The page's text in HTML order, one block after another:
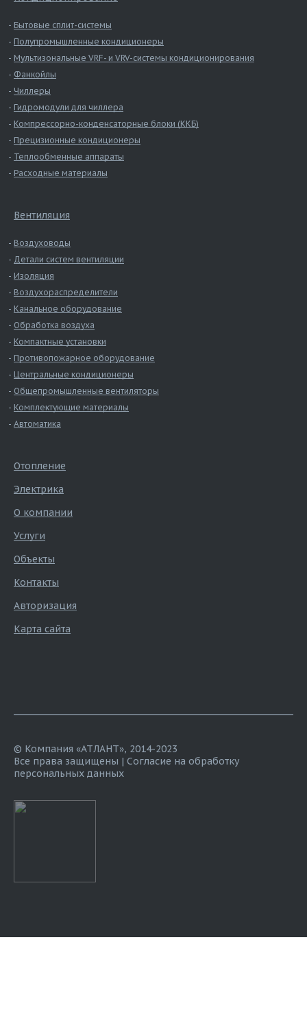
Бытовые сплит-системы
Полупромышленные кондиционеры
Мультизональные VRF- и VRV-системы кондиционирования
Фанкойлы
Чиллеры
Гидромодули для чиллера
Компрессорно-конденсаторные блоки (ККБ)
Прецизионные кондиционеры
Теплообменные аппараты
Расходные материалы
Вентиляция
Воздуховоды
Детали систем вентиляции
Изоляция
Воздухораспределители
Канальное оборудование
Обработка воздуха
Компактные установки
Противопожарное оборудование
Центральные кондиционеры
Общепромышленные вентиляторы
Комплектующие материалы
Автоматика
Отопление
Электрика
О компании
Услуги
Объекты
Контакты
Авторизация
Карта сайта
© Компания «АТЛАНТ», 2014-2023
Все права защищены | Согласие на обработку
персональных данных